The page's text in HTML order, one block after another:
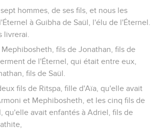
hommes, de ses fils, et nous les
à Guibha de Saül, l'élu de l'Éternel.
livrerai.
fils de Jonathan, fils de
de l'Éternel, qui était entre eux,
fils de Saül.
fils de Ritspa, fille d'Aïa, qu'elle avait
et Mephibosheth, et les cinq fils de
qu'elle avait enfantés à Adriel, fils de